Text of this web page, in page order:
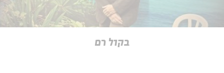
בקול רם